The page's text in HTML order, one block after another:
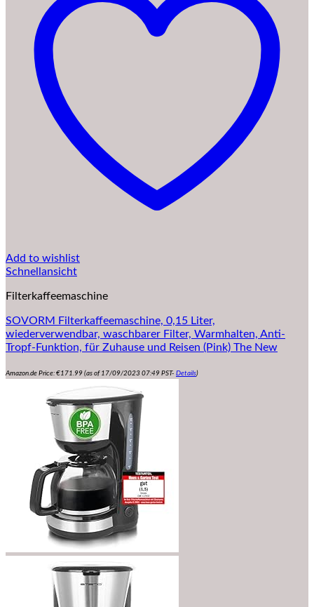
Add to wishlist
Schnellansicht
Filterkaffeemaschine
SOVORM Filterkaffeemaschine, 0,15 Liter,
wiederverwendbar, waschbarer Filter, Warmhalten, Anti-
Tropf-Funktion, für Zuhause und Reisen (Pink) The New
Amazon.de Price: €171.99 (as of 17/09/2023 07:49 PST- Details)